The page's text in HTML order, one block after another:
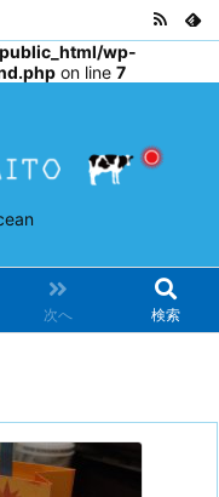
wp-
on line 7
次へ 検索